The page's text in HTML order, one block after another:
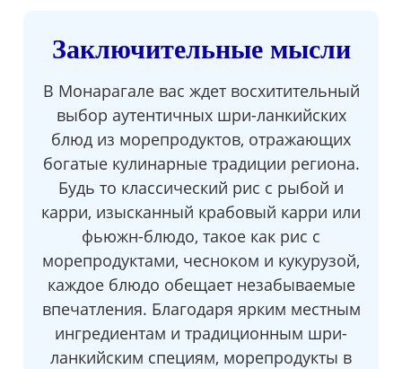
Заключительные мысли
В Монарагале вас ждет восхитительный
выбор аутентичных шри-ланкийских
блюд из морепродуктов, отражающих
богатые кулинарные традиции региона.
Будь то классический рис с рыбой и
карри, изысканный крабовый карри или
фьюжн-блюдо, такое как рис с
морепродуктами, чесноком и кукурузой,
каждое блюдо обещает незабываемые
впечатления. Благодаря ярким местным
ингредиентам и традиционным шри-
ланкийским специям, морепродукты в